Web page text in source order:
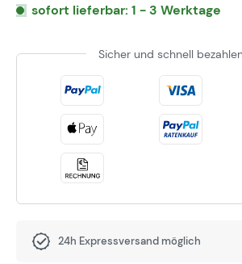
sofort lieferbar: 1 - 3 Werktage
Sicher und schnell
24h Expressversand möglich